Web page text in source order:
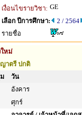
เงื่อนไขรายวิชา: GE
เลือก ปีการศึกษา:
2 / 2564
รายชื่อ
ใหม่
าตรี ปกติ
วัน
อังคาร
ศุกร์